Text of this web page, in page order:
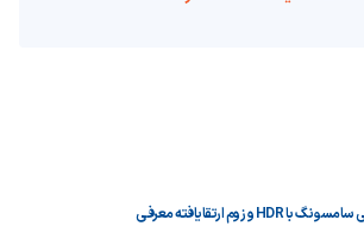
سنسور جدید ۲۰۰ مگاپیکسلی سامسونگ با HDR و زوم ارتقایافته معرفی